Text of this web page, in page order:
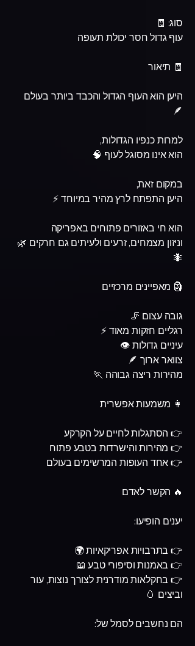
סוג: 🧾
עוף גדול חסר יכולת תעופה
🧾 תיאור
היען הוא העוף הגדול והכבד ביותר בעולם
🪶
למרות כנפיו הגדולות,
הוא אינו מסוגל לעוף 🧠
במקום זאת,
היען התפתח לרץ מהיר במיוחד ⚡
הוא חי באזורים פתוחים באפריקה
וניזון מצמחים, זרעים ולעיתים גם חרקים 🌿
🐜
🗿 מאפיינים מרכזיים
גובה עצום 🦵
רגליים חזקות מאוד ⚡
עיניים גדולות 👁️
צוואר ארוך 🪶
מהירות ריצה גבוהה 🏃
👩 משמעות אפשרית
👉 הסתגלות לחיים על הקרקע
👉 מהירות והישרדות בטבע פתוח
👉 אחד העופות המרשימים בעולם
🔥 הקשר לאדם
יענים הופיעו:
👉 בתרבויות אפריקאיות 🌍
👉 באמנות וסיפורי טבע 📖
👉 בחקלאות מודרנית לצורך נוצות, עור
וביצים 🥚
הם נחשבים לסמל של: